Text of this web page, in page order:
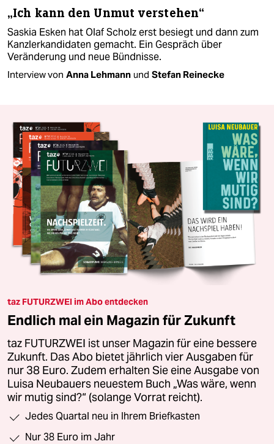
„Ich kann den Unmut verstehen“
Saskia Esken hat Olaf Scholz erst besiegt und dann zum
Kanzlerkandidaten gemacht. Ein Gespräch über
Veränderung und neue Bündnisse.
Interview von Anna Lehmann und Stefan Reinecke
taz FUTURZWEI im Abo entdecken
Endlich mal ein Magazin für Zukunft
taz FUTURZWEI ist unser Magazin für eine bessere
Zukunft. Das Abo bietet jährlich vier Ausgaben für
nur 38 Euro. Zudem erhalten Sie eine Ausgabe von
Luisa Neubauers neuestem Buch „Was wäre, wenn
wir mutig sind?“ (solange Vorrat reicht).
Jedes Quartal neu in Ihrem Briefkasten
Nur 38 Euro im Jahr